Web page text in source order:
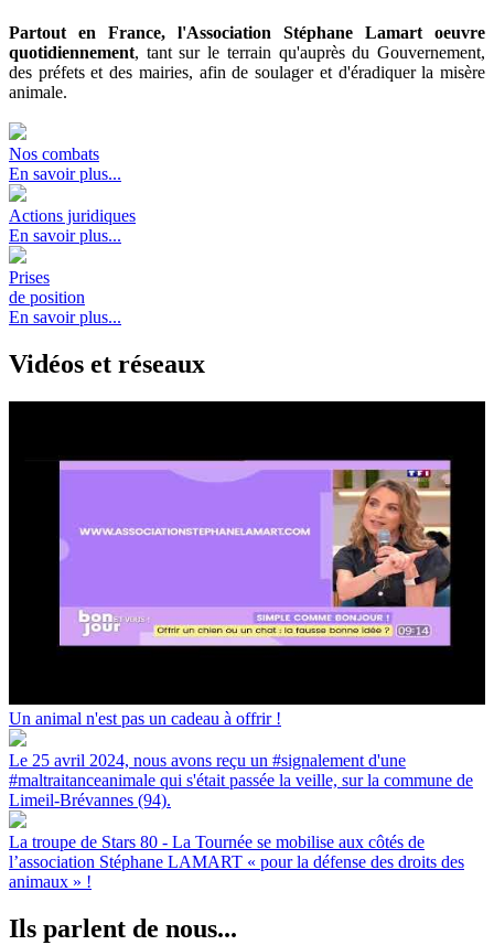
Partout en France, l'Association Stéphane Lamart oeuvre
quotidiennement, tant sur le terrain qu'auprès du Gouvernement,
des préfets et des mairies, afin de soulager et d'éradiquer la misère
animale.
Nos combats
En savoir plus...
Actions juridiques
En savoir plus...
Prises
de position
En savoir plus...
Vidéos et réseaux
Un animal n'est pas un cadeau à offrir !
Le 25 avril 2024, nous avons reçu un #signalement d'une
#maltraitanceanimale qui s'était passée la veille, sur la commune de
Limeil-Brévannes (94).
La troupe de Stars 80 - La Tournée se mobilise aux côtés de
l’association Stéphane LAMART « pour la défense des droits des
animaux » !
Ils parlent de nous...